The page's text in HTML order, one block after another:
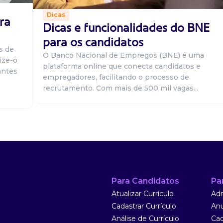
com visita
e mecânicos
com os c...
saibam
para o
de
o
Dicas
Dicas e funcionalidades do BNE
para os candidatos
O Banco Nacional de Empregos (BNE) é uma
plataforma online que conecta candidatos e
empregadores, facilitando o processo de
recrutamento. Com mais de 500 mil vagas...
Para Candidatos
Atualizar Currículo
Cadastrar Currículo
Análise de Currículo